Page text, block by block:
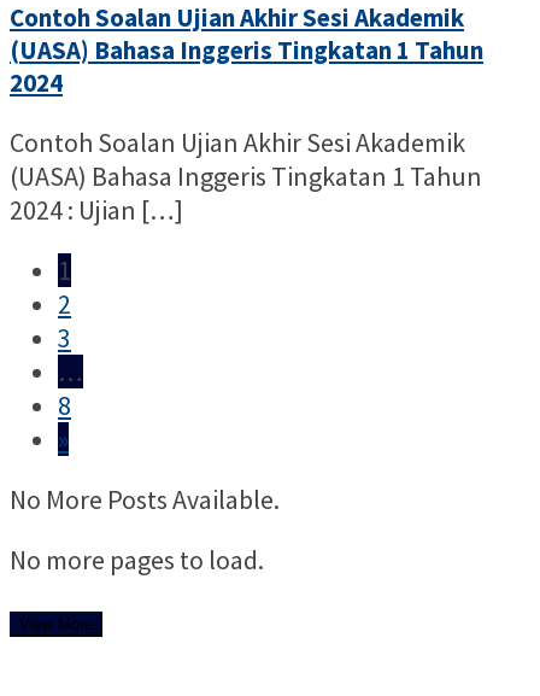
Contoh Soalan Ujian Akhir Sesi Akademik
(UASA) Bahasa Inggeris Tingkatan 1 Tahun
2024
Contoh Soalan Ujian Akhir Sesi Akademik
(UASA) Bahasa Inggeris Tingkatan 1 Tahun
2024 : Ujian […]
1
2
3
…
8
»
No More Posts Available.
No more pages to load.
View More